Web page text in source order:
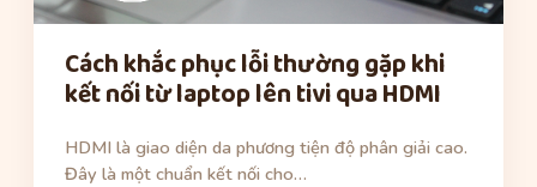
Cách khắc phục lỗi thường gặp khi
kết nối từ laptop lên tivi qua HDMI
HDMI là giao diện da phương tiện độ phân giải cao.
Đây là một chuẩn kết nối cho…